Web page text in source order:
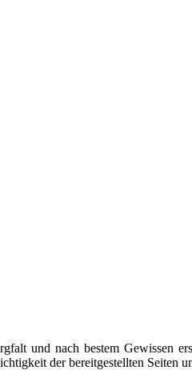
und nach bestem Gewissen
der bereitgestellten Seiten